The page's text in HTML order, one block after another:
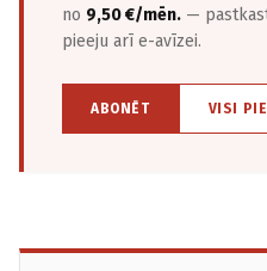
no 9,50 €/mēn. —
pieeju arī e-avīzei.
ABONĒT VISI